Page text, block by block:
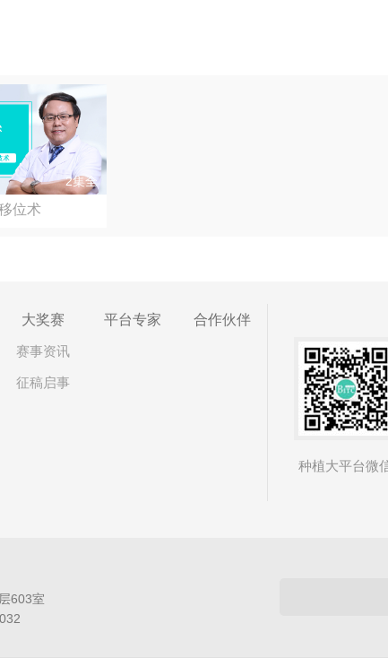
2集全
位术
大奖赛
赛事资讯
征稿启事
平台专家 合作伙伴
种植大平台微
603室